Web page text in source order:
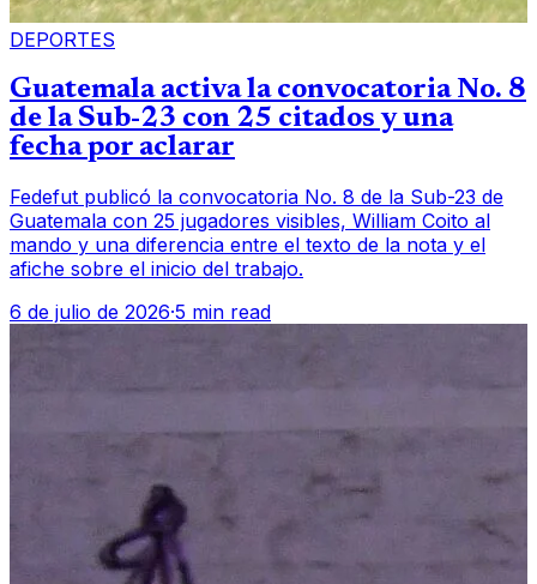
DEPORTES
Guatemala activa la convocatoria No. 8
de la Sub-23 con 25 citados y una
fecha por aclarar
Fedefut publicó la convocatoria No. 8 de la Sub-23 de
Guatemala con 25 jugadores visibles, William Coito al
mando y una diferencia entre el texto de la nota y el
afiche sobre el inicio del trabajo.
6 de julio de 2026·5 min read